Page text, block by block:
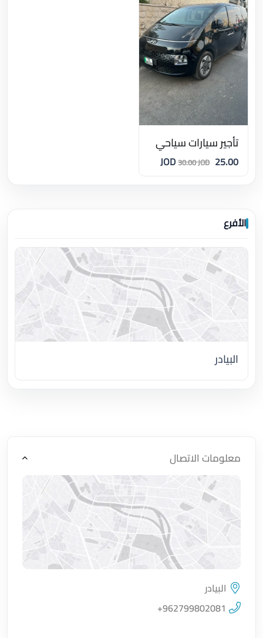
تأجير سيارات سياحي
25.00 JOD
30.00 JOD
الأفرع
البيادر
معلومات الاتصال
اضغط لتحميل الموقع
البيادر
+962799802081